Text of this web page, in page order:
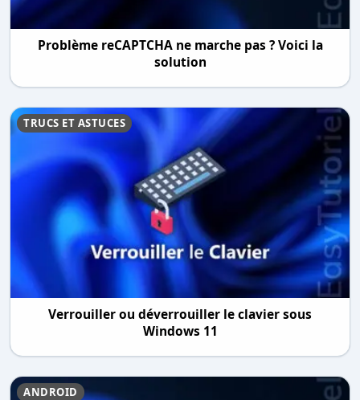
Problème reCAPTCHA ne marche pas ? Voici la
solution
TRUCS ET ASTUCES
Verrouiller ou déverrouiller le clavier sous
Windows 11
ANDROID